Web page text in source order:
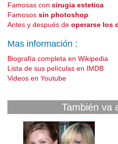
Famosas con cirugia estetica
Famosos sin photoshop
Antes y después de operarse los
Mas información :
Biografía completa en Wikipedia
Lista de sus películas en IMDB
Videos en Youtube
También va